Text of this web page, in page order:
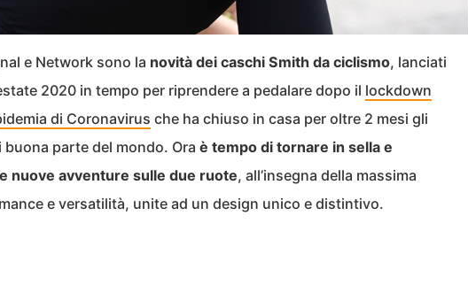
e Network sono la novità dei caschi Smith da ciclismo, lanciati
2020 in tempo per riprendere a pedalare dopo il lockdown
di Coronavirus che ha chiuso in casa per oltre 2 mesi gli
parte del mondo. Ora è tempo di tornare in sella e
nuove avventure sulle due ruote, all’insegna della massima
e versatilità, unite ad un design unico e distintivo.